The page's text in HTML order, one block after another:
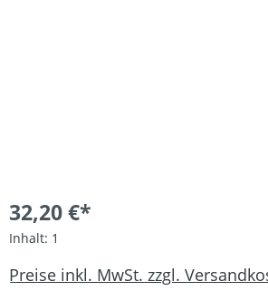
32,20 €*
Inhalt: 1
Preise inkl. MwSt. zzgl.